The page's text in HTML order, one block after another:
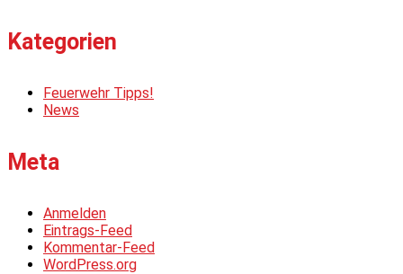
Kategorien
Feuerwehr Tipps!
News
Meta
Anmelden
Eintrags-Feed
Kommentar-Feed
WordPress.org